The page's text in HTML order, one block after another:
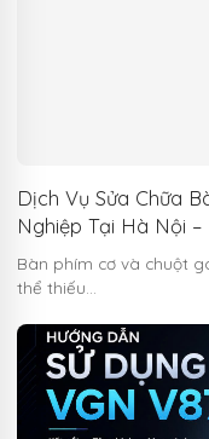
Dịch Vụ Sửa Chữa
Nghiệp Tại Hà Nội –
Bàn phím cơ và chuột
thể thiếu…